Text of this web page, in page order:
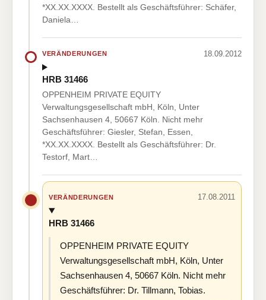
*XX.XX.XXXX. Bestellt als Geschäftsführer: Schäfer,
Daniela…
VERÄNDERUNGEN 18.09.2012
HRB 31466
OPPENHEIM PRIVATE EQUITY
Verwaltungsgesellschaft mbH, Köln, Unter
Sachsenhausen 4, 50667 Köln. Nicht mehr
Geschäftsführer: Giesler, Stefan, Essen,
*XX.XX.XXXX. Bestellt als Geschäftsführer: Dr.
Testorf, Mart…
VERÄNDERUNGEN 17.08.2011
HRB 31466
OPPENHEIM PRIVATE EQUITY
Verwaltungsgesellschaft mbH, Köln, Unter
Sachsenhausen 4, 50667 Köln. Nicht mehr
Geschäftsführer: Dr. Tillmann, Tobias.